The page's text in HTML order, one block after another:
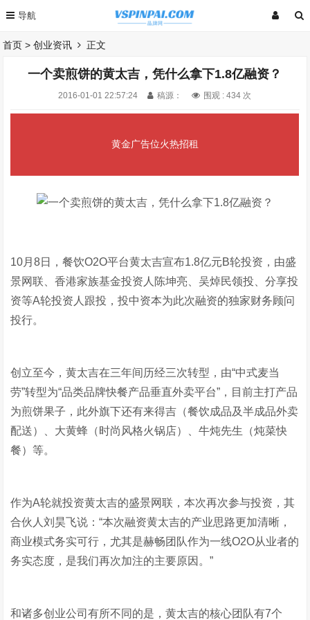
首页 >创业资讯 正文
一个卖煎饼的黄太吉，凭什么拿下1.8亿融资？
2016-01-01 22:57:24 稿源： 围观 :434 次
黄金广告位火热招租
10月8日，餐饮O2O平台黄太吉宣布1.8亿元B轮投资，由盛
景网联、香港家族基金投资人陈坤亮、吴焯民领投、分享投
资等A轮投资人跟投，投中资本为此次融资的独家财务顾问
投行。
创立至今，黄太吉在三年间历经三次转型，由“中式麦当
劳”转型为“品类品牌快餐产品垂直外卖平台”，目前主打产品
为煎饼果子，此外旗下还有来得吉（餐饮成品及半成品外卖
配送）、大黄蜂（时尚风格火锅店）、牛炖先生（炖菜快
餐）等。
作为A轮就投资黄太吉的盛景网联，本次再次参与投资，其
合伙人刘昊飞说：“本次融资黄太吉的产业思路更加清晰，
商业模式务实可行，尤其是赫畅团队作为一线O2O从业者的
务实态度，是我们再次加注的主要原因。”
和诸多创业公司有所不同的是，黄太吉的核心团队有7个